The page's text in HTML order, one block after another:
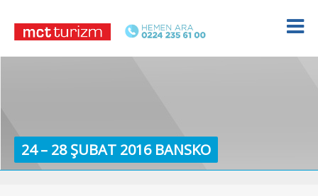
24 – 28 ŞUBAT 2016 BANSKO